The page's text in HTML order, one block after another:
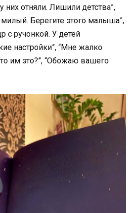
них отняли. Лишили детства”,
Берегите этого малыша”,
с ручонкой. У детей
настройки”, “Мне жалко
им это?”, “Обожаю вашего